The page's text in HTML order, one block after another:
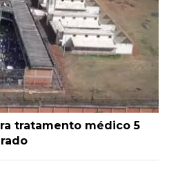
tratamento médico 5